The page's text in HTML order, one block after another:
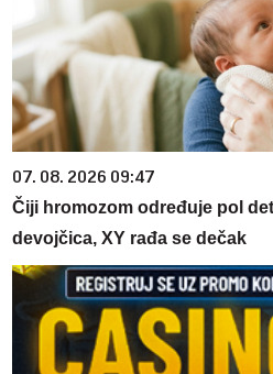
07. 08. 2026 09:47
Čiji hromozom određuje pol
devojčica, XY rađa se dečak